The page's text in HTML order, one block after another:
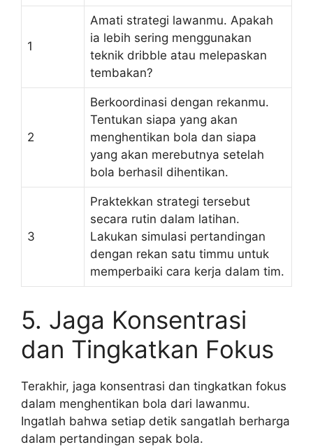
1
Amati strategi lawanmu. Apakah
ia lebih sering menggunakan
teknik dribble atau melepaskan
tembakan?
2
Berkoordinasi dengan rekanmu.
Tentukan siapa yang akan
menghentikan bola dan siapa
yang akan merebutnya setelah
bola berhasil dihentikan.
3
Praktekkan strategi tersebut
secara rutin dalam latihan.
Lakukan simulasi pertandingan
dengan rekan satu timmu untuk
memperbaiki cara kerja dalam tim.
5. Jaga Konsentrasi
dan Tingkatkan Fokus
Terakhir, jaga konsentrasi dan tingkatkan fokus
dalam menghentikan bola dari lawanmu.
Ingatlah bahwa setiap detik sangatlah berharga
dalam pertandingan sepak bola.